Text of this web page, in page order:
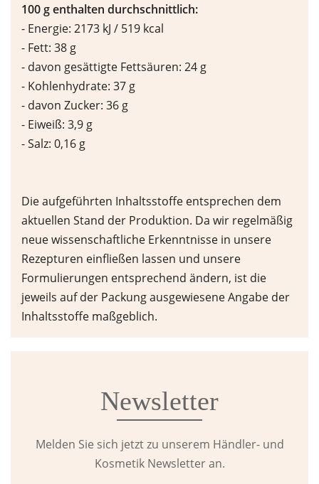
100 g enthalten durchschnittlich:
- Energie: 2173 kJ / 519 kcal
- Fett: 38 g
- davon gesättigte Fettsäuren: 24 g
- Kohlenhydrate: 37 g
- davon Zucker: 36 g
- Eiweiß: 3,9 g
- Salz: 0,16 g
Die aufgeführten Inhaltsstoffe entsprechen dem
aktuellen Stand der Produktion. Da wir regelmäßig
neue wissenschaftliche Erkenntnisse in unsere
Rezepturen einfließen lassen und unsere
Formulierungen entsprechend ändern, ist die
jeweils auf der Packung ausgewiesene Angabe der
Inhaltsstoffe maßgeblich.
Newsletter
Melden Sie sich jetzt zu unserem Händler- und
Kosmetik Newsletter an.